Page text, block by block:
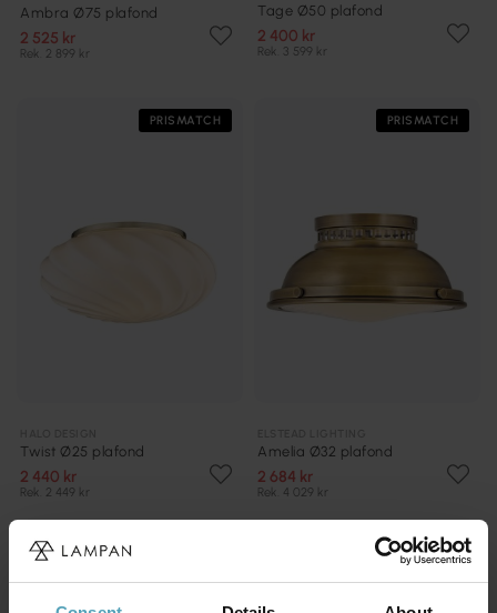
Ambra Ø75 plafond
2 525 kr
Rek. 2 899 kr
Tage Ø50 plafond
2 400 kr
Rek. 3 599 kr
PRISMATCH
Twist Ø25 plafond
2 440 kr
Rek. 2 449 kr
PRISMATCH
Amelia Ø32 plafond
2 684 kr
Rek. 4 029 kr